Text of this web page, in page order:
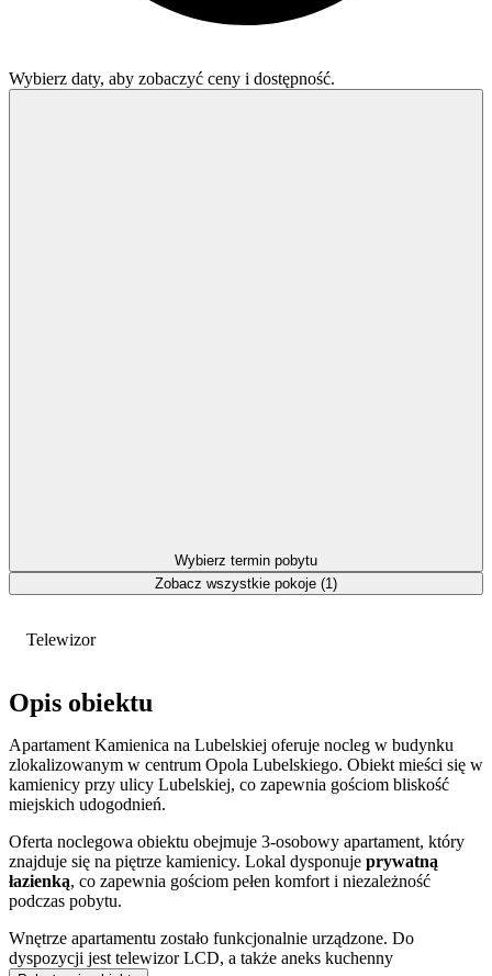
Telewizor
Opis obiektu
Apartament Kamienica na Lubelskiej oferuje nocleg w budynku
zlokalizowanym w centrum Opola Lubelskiego. Obiekt mieści się w
kamienicy przy ulicy Lubelskiej, co zapewnia gościom bliskość
miejskich udogodnień.
Oferta noclegowa obiektu obejmuje 3-osobowy apartament, który
znajduje się na piętrze kamienicy. Lokal dysponuje prywatną
łazienką, co zapewnia gościom pełen komfort i niezależność
podczas pobytu.
Wnętrze apartamentu zostało funkcjonalnie urządzone. Do
dyspozycji jest telewizor LCD, a także aneks kuchenny
Wybierz daty, aby zobaczyć ceny i dostępność.
Wybierz termin pobytu
Zobacz wszystkie pokoje (1)